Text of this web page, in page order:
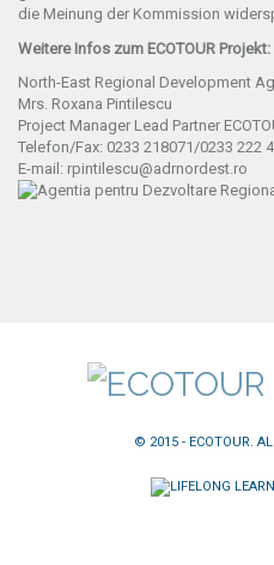
die Meinung der Kommission
Weitere Infos zum ECOTOUR Projekt:
North-East Regional Development
Mrs. Roxana Pintilescu
Project Manager Lead Partner
Telefon/Fax: 0233 218071/0233 222
E-mail: rpintilescu@adrnordest.ro
© 2015 - ECOTOUR.